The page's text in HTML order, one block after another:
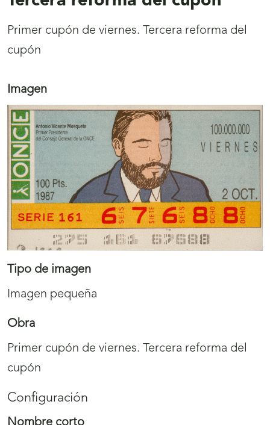
Primer cupón de viernes. Tercera reforma del
cupón
Imagen
Tipo de imagen
Imagen pequeña
Obra
Primer cupón de viernes. Tercera reforma del
cupón
Configuración
Nombre corto